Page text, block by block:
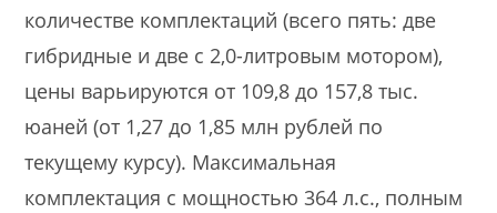
количестве комплектаций (всего пять: две
гибридные и две с 2,0-литровым мотором),
цены варьируются от 109,8 до 157,8 тыс.
юаней (от 1,27 до 1,85 млн рублей по
текущему курсу). Максимальная
комплектация с мощностью 364 л.с., полным